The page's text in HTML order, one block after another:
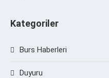
Kategoriler
Burs Haberleri
Duyuru